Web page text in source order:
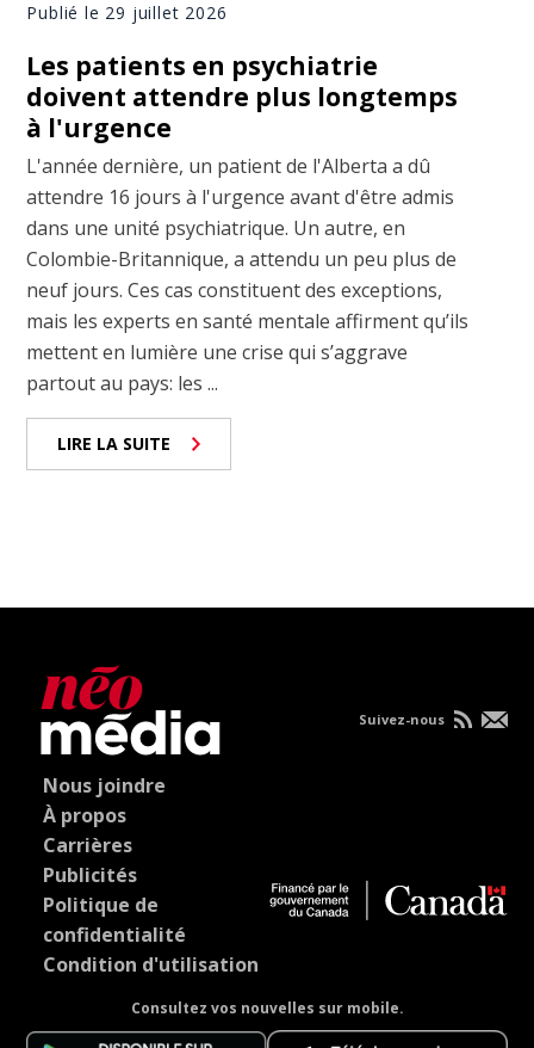
Publié le 29 juillet 2026
Les patients en psychiatrie
doivent attendre plus longtemps
à l'urgence
L'année dernière, un patient de l'Alberta a dû
attendre 16 jours à l'urgence avant d'être admis
dans une unité psychiatrique. Un autre, en
Colombie-Britannique, a attendu un peu plus de
neuf jours. Ces cas constituent des exceptions,
mais les experts en santé mentale affirment qu’ils
mettent en lumière une crise qui s’aggrave
partout au pays: les ...
LIRE LA SUITE
Nous joindre
À propos
Carrières
Publicités
Politique de
confidentialité
Condition d'utilisation
Consultez vos nouvelles sur mobile.
Suivez-nous